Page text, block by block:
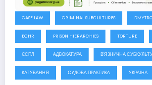
CASE LAW CRIMINAL SUBCULTURES
ECHR PRISON HIERARCHIES TORTURE
ЄСПЛ АДВОКАТУРА В'ЯЗНИЧНА
КАТУВАННЯ СУДОВА ПРАКТИКА УКРАЇНА